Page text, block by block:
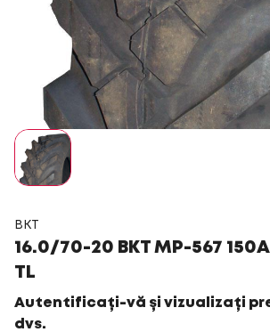
BKT
16.0/70-20 BKT MP-567
TL
Autentificați-vă și vizualizați
dvs.